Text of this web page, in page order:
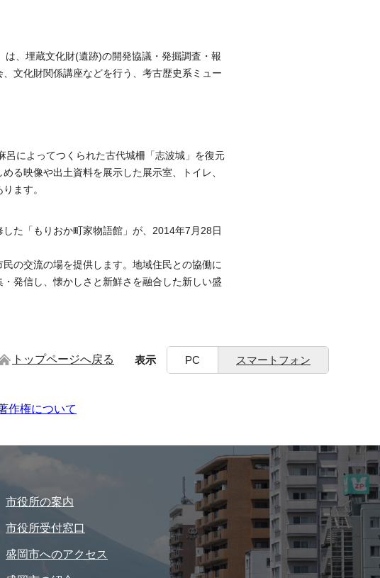
、埋蔵文化財(遺跡)の開発協議・発掘調査・報
文化財関係講座などを行う、考古歴史系ミュー
によってつくられた古代城柵「志波城」を復元
る映像や出土資料を展示した展示室、トイレ、
ます。
た「もりおか町家物語館」が、2014年7月28日
の交流の場を提供します。地域住民との協働に
発信し、懐かしさと新鮮さを融合した新しい盛
トップページへ戻る 表示 PC スマートフォン
作権について
市役所の案内
市役所受付窓口
盛岡市へのアクセス